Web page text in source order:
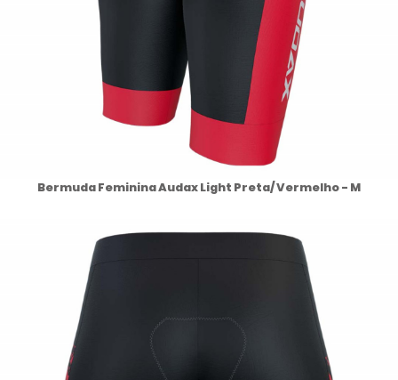
Bermuda Feminina Audax Light Preta/ Vermelho - M